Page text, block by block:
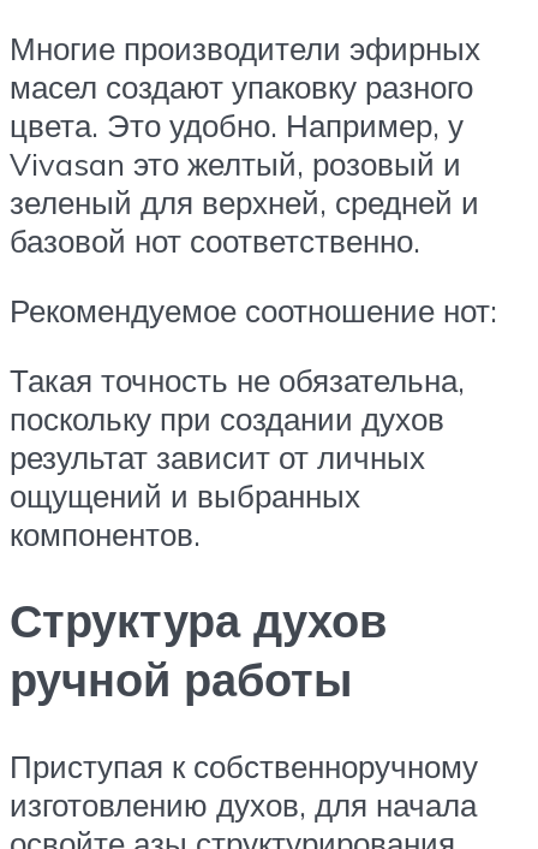
Многие производители эфирных
масел создают упаковку разного
цвета. Это удобно. Например, у
Vivasan это желтый, розовый и
зеленый для верхней, средней и
базовой нот соответственно.
Рекомендуемое соотношение нот:
Такая точность не обязательна,
поскольку при создании духов
результат зависит от личных
ощущений и выбранных
компонентов.
Структура духов
ручной работы
Приступая к собственноручному
изготовлению духов, для начала